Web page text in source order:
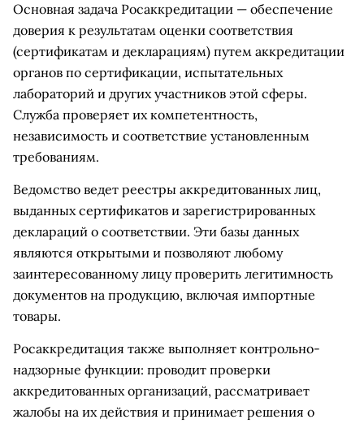
Основная задача Росаккредитации — обеспечение
доверия к результатам оценки соответствия
(сертификатам и декларациям) путем аккредитации
органов по сертификации, испытательных
лабораторий и других участников этой сферы.
Служба проверяет их компетентность,
независимость и соответствие установленным
требованиям.
Ведомство ведет реестры аккредитованных лиц,
выданных сертификатов и зарегистрированных
деклараций о соответствии. Эти базы данных
являются открытыми и позволяют любому
заинтересованному лицу проверить легитимность
документов на продукцию, включая импортные
товары.
Росаккредитация также выполняет контрольно-
надзорные функции: проводит проверки
аккредитованных организаций, рассматривает
жалобы на их действия и принимает решения о